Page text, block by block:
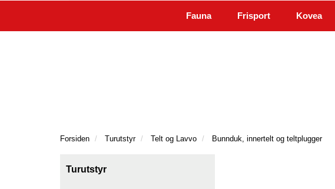
Kontakt ossFauna Frisport Kovea
Forsiden Turutstyr Telt og Lavvo Bunnduk, innertelt og teltplugger
Turutstyr